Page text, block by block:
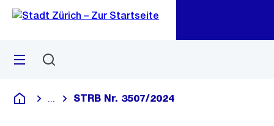
Navigation
Sprunglink
Menü
Deutsch
Blende alle Breadcrumbs ein
STRB Nr. 3507/2024